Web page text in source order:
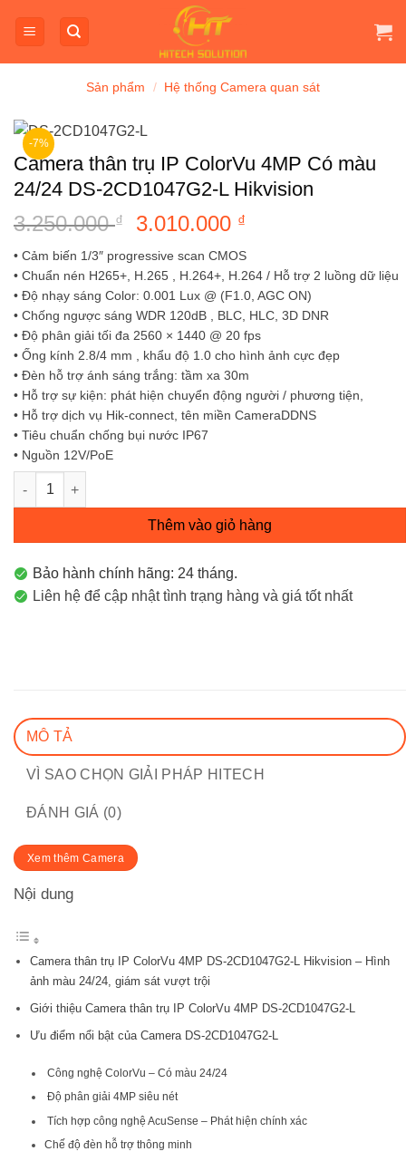
qua
Sản phẩm / Hệ thống Camera quan sát
-7%
Camera thân trụ IP ColorVu 4MP Có màu
24/24 DS-2CD1047G2-L Hikvision
3.250.000₫
Giá
gốc
là:
3.250.000 ₫.
3.010.000 ₫
tại
là:
3.010.000 ₫.
• Cảm biến 1/3″ progressive scan CMOS
• Chuẩn nén H265+, H.265 , H.264+, H.264 / Hỗ trợ 2 luồng dữ liệu
• Độ nhạy sáng Color: 0.001 Lux @ (F1.0, AGC ON)
• Chống ngược sáng WDR 120dB , BLC, HLC, 3D DNR
• Độ phân giải tối đa 2560 × 1440 @ 20 fps
• Ống kính 2.8/4 mm , khẩu độ 1.0 cho hình ảnh cực đẹp
• Đèn hỗ trợ ánh sáng trắng: tầm xa 30m
• Hỗ trợ sự kiện: phát hiện chuyển động người / phương tiện,
• Hỗ trợ dịch vụ Hik-connect, tên miền CameraDDNS
• Tiêu chuẩn chống bụi nước IP67
• Nguồn 12V/PoE
Camera thân trụ IP ColorVu 4MP Có màu 24/24 DS-
Thêm vào giỏ hàng
Bảo hành chính hãng: 24 tháng.
Liên hệ để cập nhật tình trạng hàng và giá tốt nhất
MÔ TẢ
VÌ SAO CHỌN GIẢI PHÁP HITECH
ĐÁNH GIÁ (0)
Xem thêm Camera
Nội dung
Camera thân trụ IP ColorVu 4MP DS-2CD1047G2-L Hikvision – Hình
ảnh màu 24/24, giám sát vượt trội
Giới thiệu Camera thân trụ IP ColorVu 4MP DS-2CD1047G2-L
Ưu điểm nổi bật của Camera DS-2CD1047G2-L
Công nghệ ColorVu – Có màu 24/24
Độ phân giải 4MP siêu nét
Tích hợp công nghệ AcuSense – Phát hiện chính xác
Chế độ đèn hỗ trợ thông minh